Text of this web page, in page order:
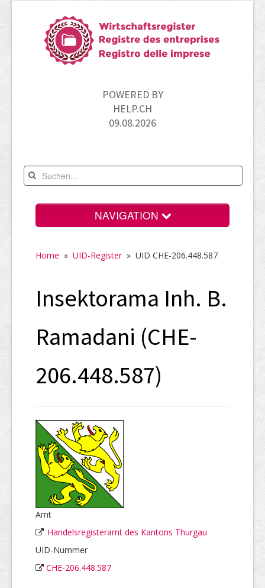
POWERED BY
HELP.CH
09.08.2026
NAVIGATION
Neugründungen
UID-Register
Marken-Register
Home » UID-Register» UID CHE-206.448.587
Insektorama Inh. B.
Ramadani (CHE-
206.448.587)
Amt
Handelsregisteramt des Kantons Thurgau
UID-Nummer
CHE-206.448.587